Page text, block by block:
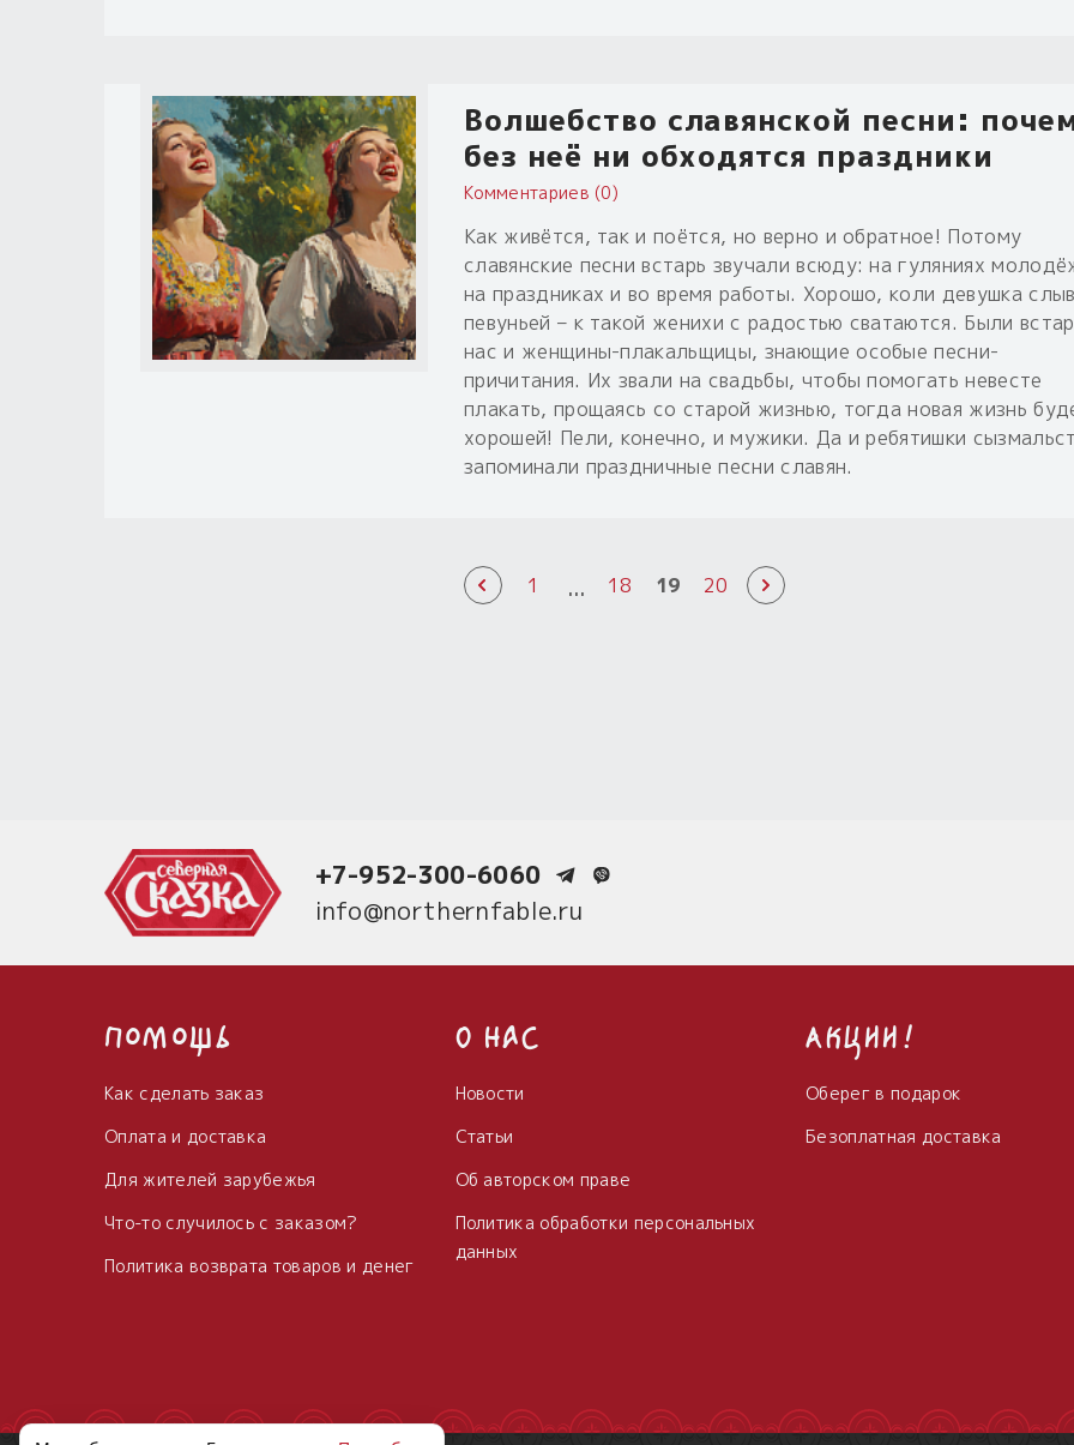
Волшебство славянской песни:
без неё ни обходятся праздники
Комментариев (0)
Как живётся, так и поётся, но верно и обратное! Потому
славянские песни встарь звучали всюду: на гуляниях
на праздниках и во время работы. Хорошо, коли девушка
певуньей – к такой женихи с радостью сватаются. Были
нас и женщины-плакальщицы, знающие особые песни-
причитания. Их звали на свадьбы, чтобы помогать невесте
плакать, прощаясь со старой жизнью, тогда новая жизнь
хорошей! Пели, конечно, и мужики. Да и ребятишки
запоминали праздничные песни славян.
1 ... 18 19 20
+7-952-300-6060
info@northernfable.ru
Помощь
Как сделать заказ
Оплата и доставка
Для жителей зарубежья
Что-то случилось с заказом?
Политика возврата товаров и денег
О нас
Новости
Статьи
Об авторском праве
Политика обработки персональных
данных
Акции!
Оберег в подарок
Безоплатная доставка